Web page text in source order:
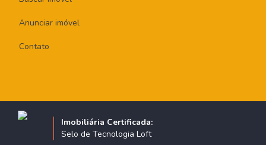
Anunciar imóvel
Contato
Imobiliária Certificada:
Selo de Tecnologia Loft